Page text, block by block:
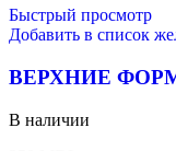
Быстрый просмотр
Добавить в список
ВЕРХНИЕ
В наличии